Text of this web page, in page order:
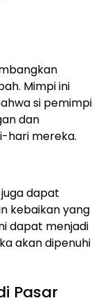
Mimpi ini
si pemimpi
dan
hari mereka.
dapat
kebaikan yang
dapat menjadi
akan dipenuhi
Pasar